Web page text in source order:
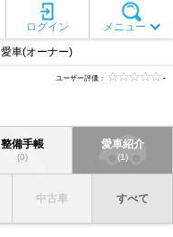
メニュー
ログイン
愛車(オーナー)
ユーザー評価： -
整備手帳
(0)
愛車紹介
(1)
中古車 すべて